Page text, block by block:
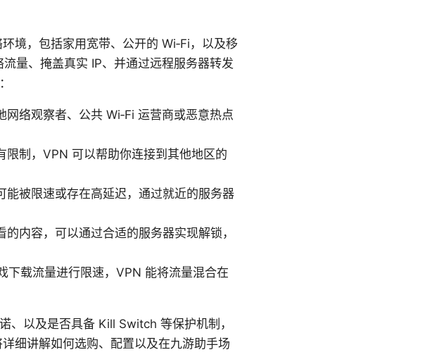
境，包括家用宽带、公开的 Wi‑Fi，以及移
量、掩盖真实 IP、并通过远程服务器转发
络观察者、公共 Wi‑Fi 运营商或恶意热点
限制，VPN 可以帮助你连接到其他地区的
被限速或存在高延迟，通过就近的服务器
内容，可以通过合适的服务器实现解锁，
下载流量进行限速，VPN 能将流量混合在
、以及是否具备 Kill Switch 等保护机制，
细讲解如何选购、配置以及在九游助手场